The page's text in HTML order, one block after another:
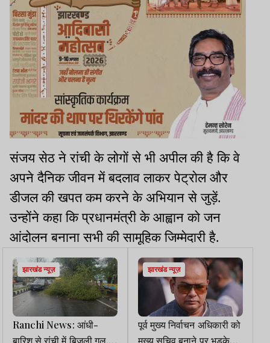
संजय सेठ ने रांची के लोगों से भी अपील की है कि वे
अपने दैनिक जीवन में बदलाव लाकर पेट्रोल और
डीजल की खपत कम करने के अभियान से जुड़ें.
उन्होंने कहा कि प्रधानमंत्री के आह्वान को जन
आंदोलन बनाना सभी की सामूहिक जिम्मेदारी है.
झारखंड न्यूज़
Ranchi News: आंधी-
बारिश से रांची में बिजली गुल,
झारखंड न्यूज़
पूर्व मुख्य निर्वाचन अधिकारी को
मुख्य सचिव बनाने पर भड़के